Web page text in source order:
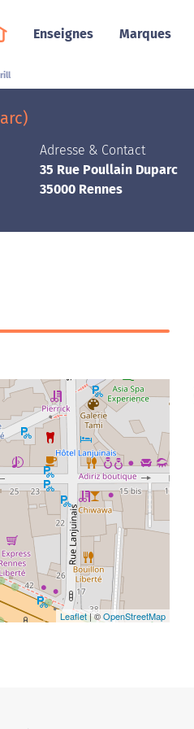
Enseignes Marques
Adresse & Contact
35 Rue Poullain Duparc
35000 Rennes
Leaflet| ©OpenStreetMap